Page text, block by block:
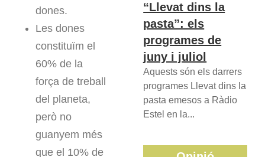
dones.
Les dones
constituïm el
60% de la
força de treball
del planeta,
però no
guanyem més
que el 10% de
“Llevat dins la
pasta”: els
programes de
juny i juliol
Aquests són els darrers
programes Llevat dins la
pasta emesos a Ràdio
Estel en la...